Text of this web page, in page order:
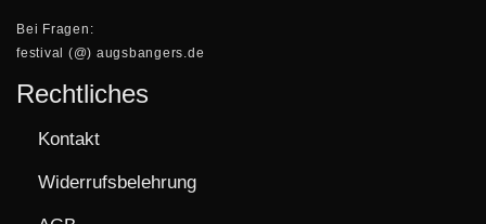
Bei Fragen:
festival (@) augsbangers.de
Rechtliches
Kontakt
Widerrufsbelehrung